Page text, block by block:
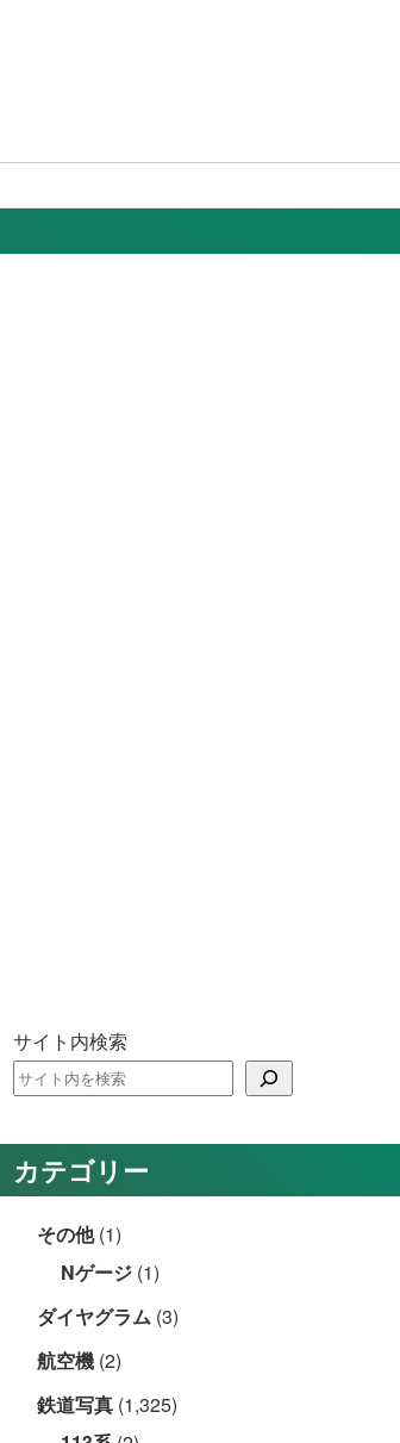
サイト内検索
カテゴリー
その他(1)
Nゲージ (1)
ダイヤグラム (3)
航空機 (2)
鉄道写真 (1,325)